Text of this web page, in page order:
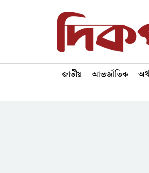
জাতীয় আন্তর্জাতিক